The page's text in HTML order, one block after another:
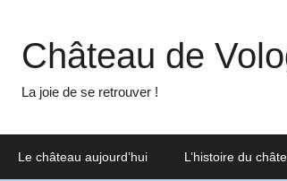
contenu
Château de
La joie de se retrouver !
Le château aujourd’hui L’histoire du